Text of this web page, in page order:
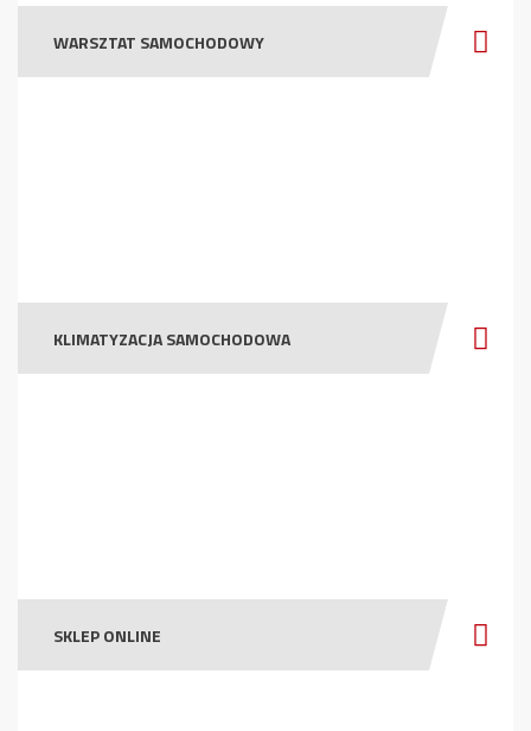
WARSZTAT SAMOCHODOWY
KLIMATYZACJA SAMOCHODOWA
SKLEP ONLINE